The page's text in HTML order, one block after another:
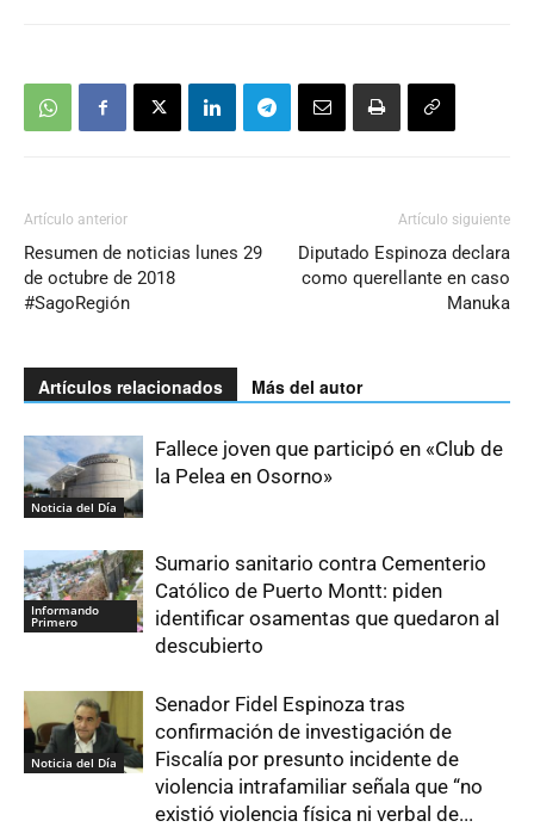
Artículo anterior
Resumen de noticias lunes 29
de octubre de 2018
#SagoRegión
Artículo siguiente
Diputado Espinoza declara
como querellante en caso
Manuka
Artículos relacionados Más del autor
Noticia del Día
Fallece joven que participó en «Club de
la Pelea en Osorno»
Informando
Primero
Sumario sanitario contra Cementerio
Católico de Puerto Montt: piden
identificar osamentas que quedaron al
descubierto
Noticia del Día
Senador Fidel Espinoza tras
confirmación de investigación de
Fiscalía por presunto incidente de
violencia intrafamiliar señala que “no
existió violencia física ni verbal de...